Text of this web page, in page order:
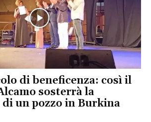
di beneficenza: così il
sosterrà la
un pozzo in Burkina